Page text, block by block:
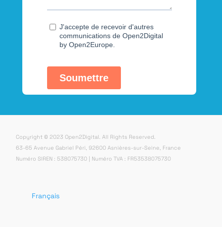
Copyright © 2023 Open2Digital. All Rights Reserved.
63-65 Avenue Gabriel Péri, 92600 Asnières-sur-Seine, France
Numéro SIREN : 538075730 | Numéro TVA : FR53538075730
Français